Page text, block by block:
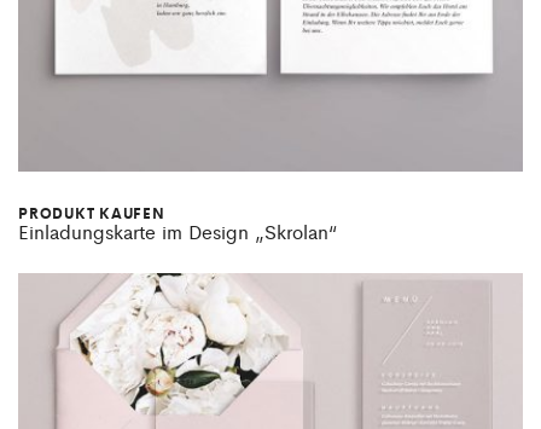
PRODUKT KAUFEN
Einladungskarte im Design „Skrolan“